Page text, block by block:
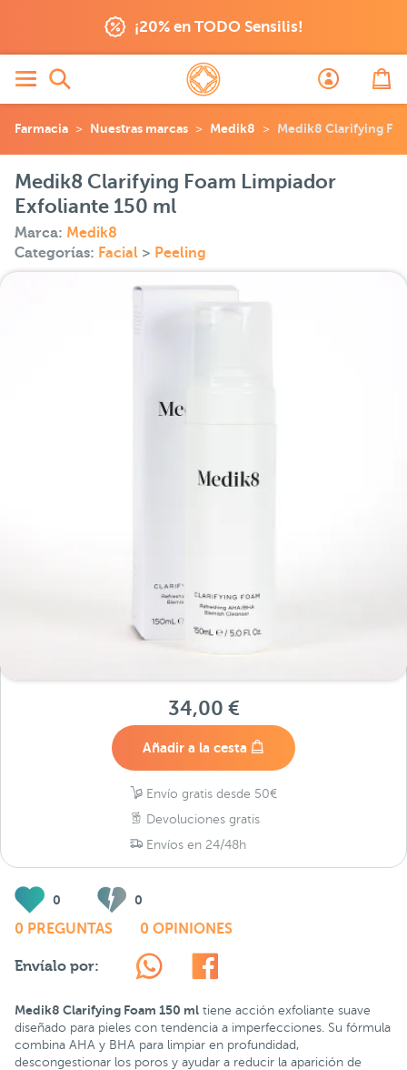
¡20% en TODO Sensilis!
Farmacia Nuestras marcas Medik8 Medik8 Clarifying
Medik8 Clarifying Foam Limpiador
Exfoliante 150 ml
Marca: Medik8
Categorías: Facial > Peeling
34,00 €
Añadir a la cesta
Envío gratis desde 50€
Devoluciones gratis
Envíos en 24/48h
0 0
0 PREGUNTAS 0 OPINIONES
Envíalo por:
Medik8 Clarifying Foam 150 ml tiene acción exfoliante suave
diseñado para pieles con tendencia a imperfecciones. Su fórmula
combina AHA y BHA para limpiar en profundidad,
descongestionar los poros y ayudar a reducir la aparición de